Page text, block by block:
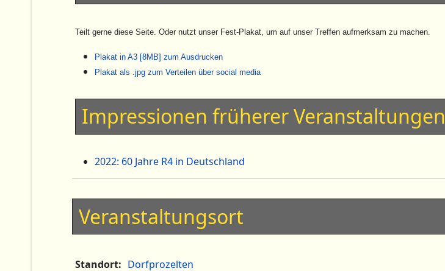
Teilt gerne diese Seite. Oder nutzt unser Fest-Plakat, um auf unser Treffen aufmerksam zu machen.
Plakat in A3 [8MB] zum Ausdrucken
Plakat als .jpg zum Verteilen über social media
Impressionen früherer Veranstaltungen
2022: 60 Jahre R4 in Deutschland
Veranstaltungsort
Standort: Dorfprozelten